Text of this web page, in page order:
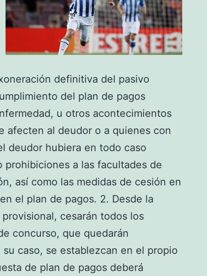
definitiva del pasivo
del plan de pagos
u otros acontecimientos
afecten al deudor o a quienes con
deudor hubiera en todo caso
prohibiciones a las facultades de
así como las medidas de cesión en
el plan de pagos. 2. Desde la
cesarán todos los
concurso, que quedarán
caso, se establezcan en el propio
de plan de pagos deberá